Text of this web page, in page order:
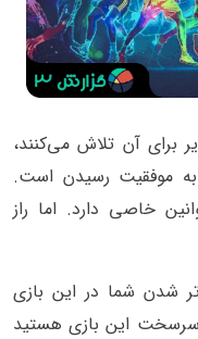
برای آن تلاش می‌کنند،
موفقیت رسیدن است.
خاصی دارد. اما راز
شدن شما در این بازی
سرسخت این بازی هستید